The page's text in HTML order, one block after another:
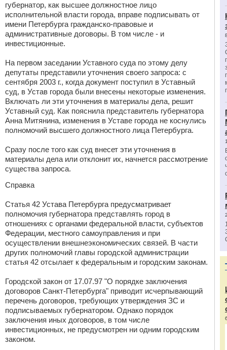
губернатор, как высшее должностное лицо
исполнительной власти города, вправе подписывать от
имени Петербурга гражданско-правовые и
административные договоры. В том числе - и
инвестиционные.
На первом заседании Уставного суда по этому делу
депутаты представили уточнения своего запроса: с
сентября 2003 г., когда документ поступил в Уставный
суд, в Устав города были внесены некоторые изменения.
Включать ли эти уточнения в материалы дела, решит
Уставный суд. Как пояснила представитель губернатора
Анна Митянина, изменения в Уставе города не коснулись
полномочий высшего должностного лица Петербурга.
Сразу после того как суд внесет эти уточнения в
материалы дела или отклонит их, начнется рассмотрение
существа запроса.
Справка
Статья 42 Устава Петербурга предусматривает
полномочия губернатора представлять город в
отношениях с органами федеральной власти, субъектов
Федерации, местного самоуправления и при
осуществлении внешнеэкономических связей. В части
других полномочий главы городской администрации
статья 42 отсылает к федеральным и городским законам.
Городской закон от 17.07.97 "О порядке заключения
договоров Санкт-Петербурга" приводит исчерпывающий
перечень договоров, требующих утверждения ЗС и
подписываемых губернатором. Однако порядок
заключения иных договоров, в том числе
инвестиционных, не предусмотрен ни одним городским
законом.